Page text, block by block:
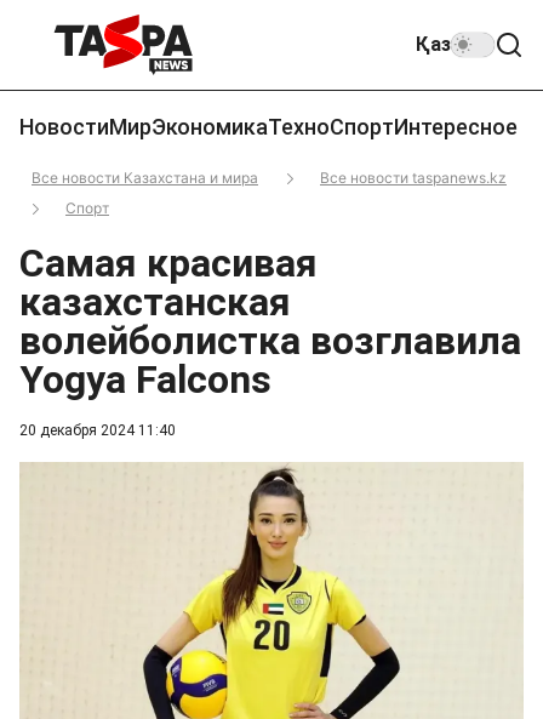
Қаз
НовостиМирЭкономикаТехноСпортИнтересное
Все новости Казахстана и мира
Все новости taspanews.kz
Спорт
20 декабря 2024 11:40
Самая красивая
казахстанская
волейболистка возглавила
Yogya Falcons